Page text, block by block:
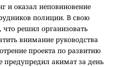
и оказал неповиновение
полиции. В свою
решил организовать
внимание руководства
проекта по развитию
предупредил акимат за день